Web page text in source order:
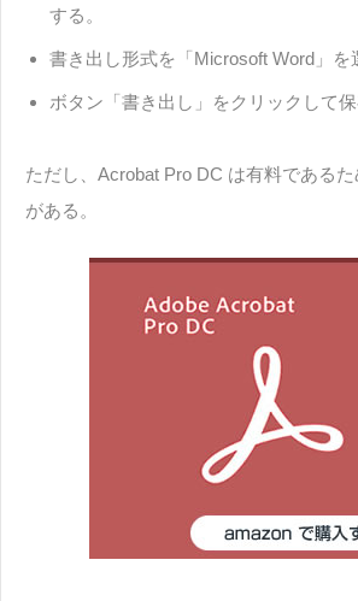
する。
書き出し形式を「Microsoft Word」を
ボタン「書き出し」をクリックして保
ただし、Acrobat Pro DC は有料である
がある。